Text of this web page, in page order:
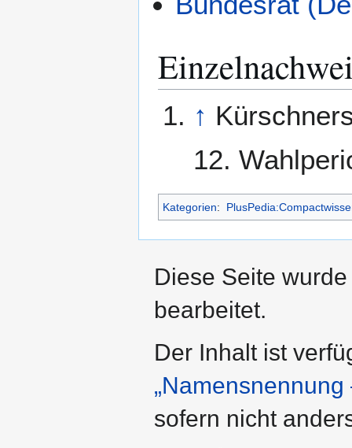
↑
12.
Kategorien:
Diese Seite
bearbeitet.
Der Inhalt ist
sofern nicht